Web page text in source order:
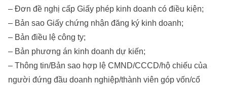
– Đơn đề nghị cấp Giấy phép kinh doanh có điều kiện;
– Bản sao Giấy chứng nhận đăng ký kinh doanh;
– Bản điều lệ công ty;
– Bản phương án kinh doanh dự kiến;
– Thông tin/Bản sao hợp lệ CMND/CCCD/hộ chiếu của
người đứng đầu doanh nghiệp/thành viên góp vốn/cổ